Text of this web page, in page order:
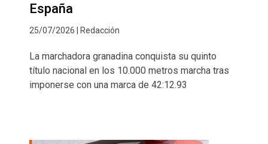
España
25/07/2026 | Redacción
La marchadora granadina conquista su quinto
título nacional en los 10.000 metros marcha tras
imponerse con una marca de 42:12.93